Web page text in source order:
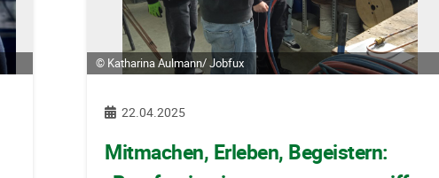
© Katharina Aulmann/ Jobfux
22.04.2025
Mitmachen, Erleben, Begeistern: